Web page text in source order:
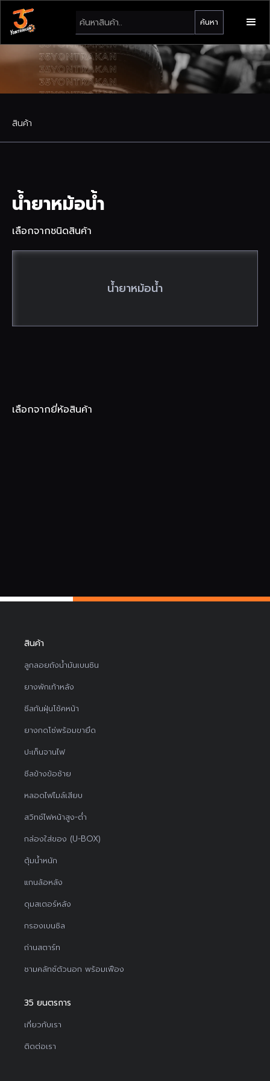
สินค้า
น้ำยาหม้อน้ำ
เลือกจากชนิดสินค้า
น้ำยาหม้อน้ำ
เลือกจากยี่ห้อสินค้า
สินค้า
ลูกลอยถังน้ำมันเบนซิน
ยางพักเท้าหลัง
ซีลกันฝุ่นโช้คหน้า
ยางกดโซ่พร้อมขายึด
ปะเก็นจานไฟ
ซีลข้างข้อซ้าย
หลอดไฟไมล์เสียบ
สวิทช์ไฟหน้าสูง-ต่ำ
กล่องใส่ของ (U-BOX)
ตุ้มน้ำหนัก
แกนล้อหลัง
ดุมสเตอร์หลัง
กรองเบนซิล
ถ่านสตาร์ท
ชามคลัทช์ตัวนอก พร้อมเฟือง
35 ยนตรการ
เกี่ยวกับเรา
ติดต่อเรา